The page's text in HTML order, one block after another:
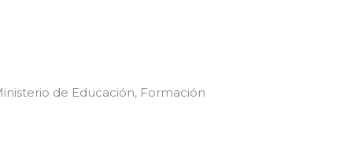
de Educación, Formación